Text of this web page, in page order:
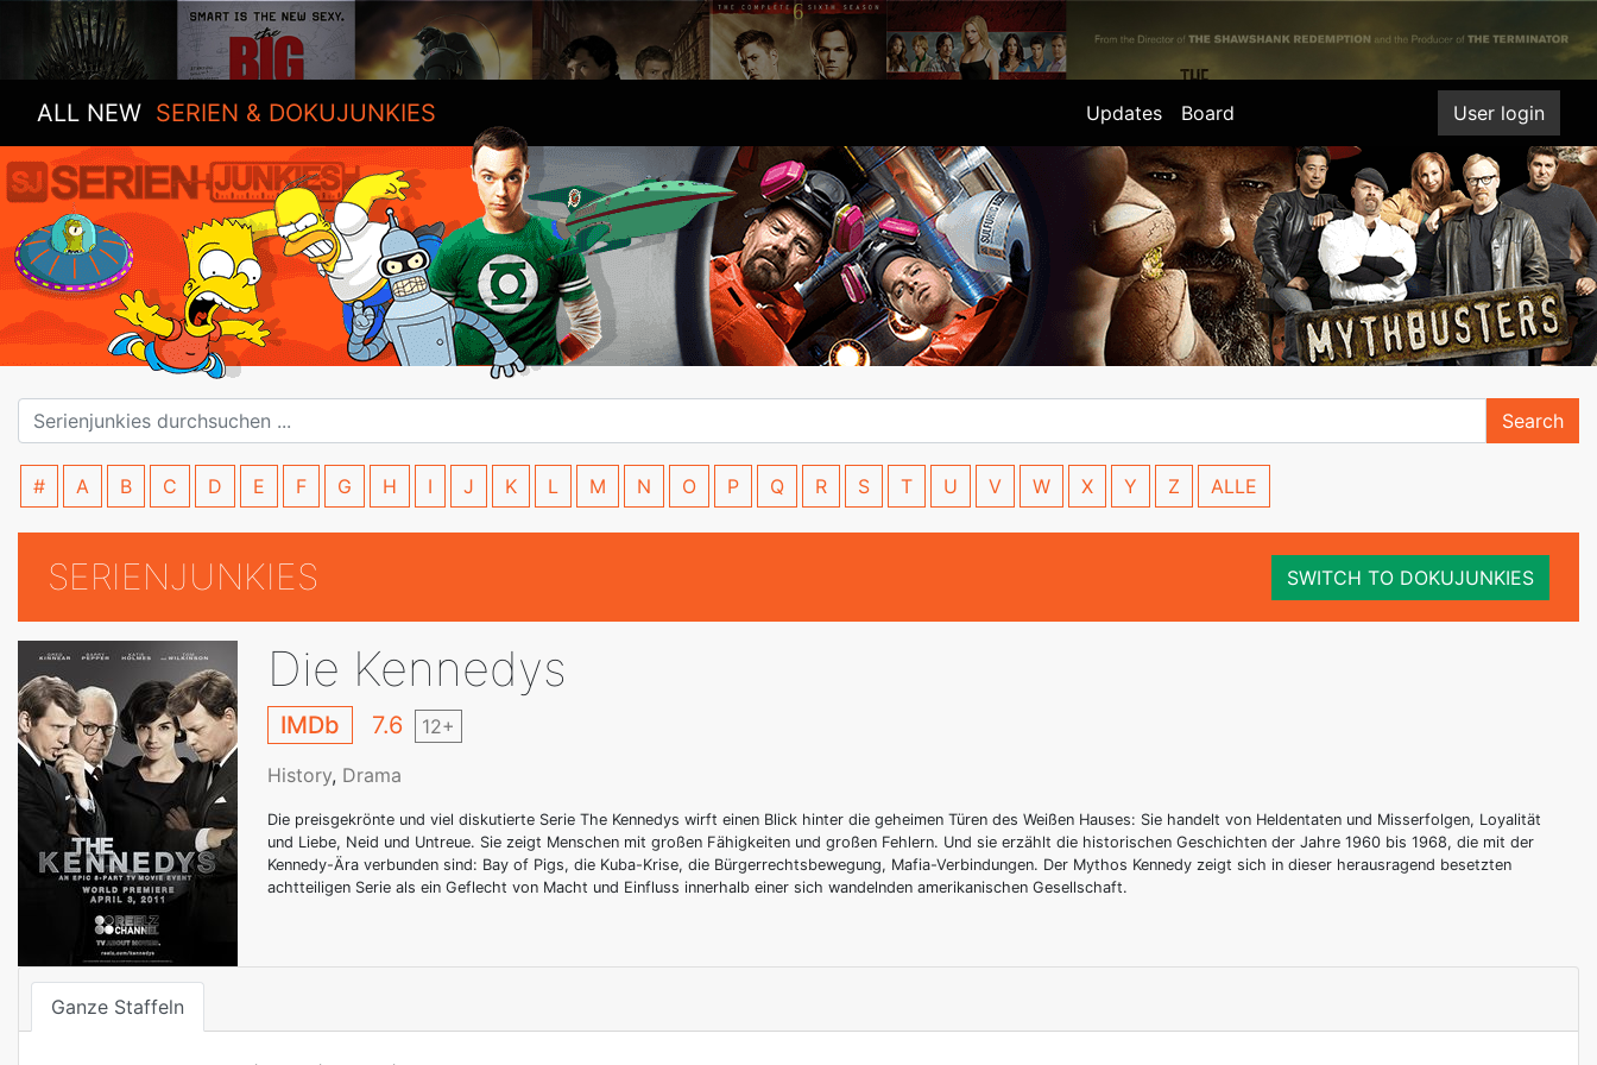
ALL NEW SERIEN & DOKUJUNKIES Updates Board User login
Search
# A B C D E F G H I J K L M N O P Q R S T U V W X Y Z ALLE
SERIENJUNKIES SWITCH TO DOKUJUNKIES
Die Kennedys
IMDb 7.6 12+
History, Drama
Die preisgekrönte und viel diskutierte Serie The Kennedys wirft einen Blick hinter die geheimen Türen des Weißen Hauses: Sie handelt von Heldentaten und Misserfolgen, Loyalität
und Liebe, Neid und Untreue. Sie zeigt Menschen mit großen Fähigkeiten und großen Fehlern. Und sie erzählt die historischen Geschichten der Jahre 1960 bis 1968, die mit der
Kennedy-Ära verbunden sind: Bay of Pigs, die Kuba-Krise, die Bürgerrechtsbewegung, Mafia-Verbindungen. Der Mythos Kennedy zeigt sich in dieser herausragend besetzten
achtteiligen Serie als ein Geflecht von Macht und Einfluss innerhalb einer sich wandelnden amerikanischen Gesellschaft.
Ganze Staffeln